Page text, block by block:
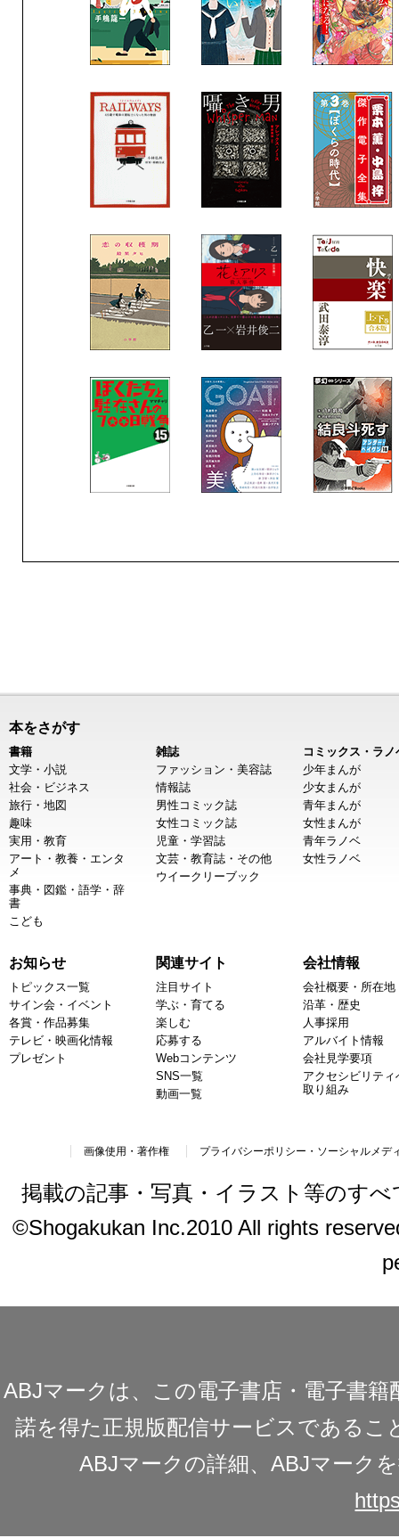
本をさがす
書籍
文学・小説
社会・ビジネス
旅行・地図
趣味
実用・教育
アート・教養・エンタ
メ
事典・図鑑・語学・辞
書
こども
雑誌
ファッション・美容誌
情報誌
男性コミック誌
女性コミック誌
児童・学習誌
文芸・教育誌・その他
ウイークリーブック
コミックス・ラノ
少年まんが
少女まんが
青年まんが
女性まんが
青年ラノベ
女性ラノベ
お知らせ
トピックス一覧
サイン会・イベント
各賞・作品募集
テレビ・映画化情報
プレゼント
関連サイト
注目サイト
学ぶ・育てる
楽しむ
応募する
Webコンテンツ
SNS一覧
動画一覧
会社情報
会社概要・所在地
沿革・歴史
人事採用
アルバイト情報
会社見学要項
アクセシビリティ
取り組み
画像使用・著作権 プライバシーポリシー・ソーシャルメデ
掲載の記事・写真・イラスト等のす
©Shogakukan Inc.2010 All rights
ABJマークは、この電子書店・電子書
諾を得た正規版配信サービスであるこ
ABJマークの詳細、ABJマーク